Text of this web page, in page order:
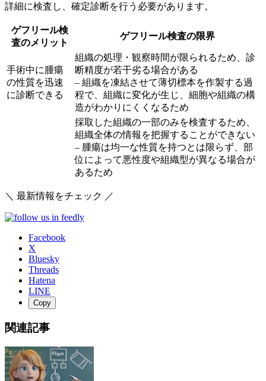
詳細に検査し、確定診断を行う必要があります。
ゲフリール検
査のメリット
ゲフリール検査の限界
手術中に腫瘍
の性質を迅速
に診断できる
組織の処理・観察時間が限られるため、診
断精度が若干劣る場合がある
– 組織を凍結させて薄切標本を作製する過
程で、組織に変化が生じ、細胞や組織の構
造がわかりにくくなるため
採取した組織の一部のみを検査するため、
組織全体の情報を把握することができない
– 腫瘍は均一な性質を持つとは限らず、部
位によって悪性度や組織型が異なる場合が
あるため
＼ 最新情報をチェック ／
Facebook
X
Bluesky
Threads
Hatena
LINE
Copy
関連記事